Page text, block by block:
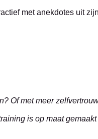
met anekdotes uit
Of met meer
is op maat